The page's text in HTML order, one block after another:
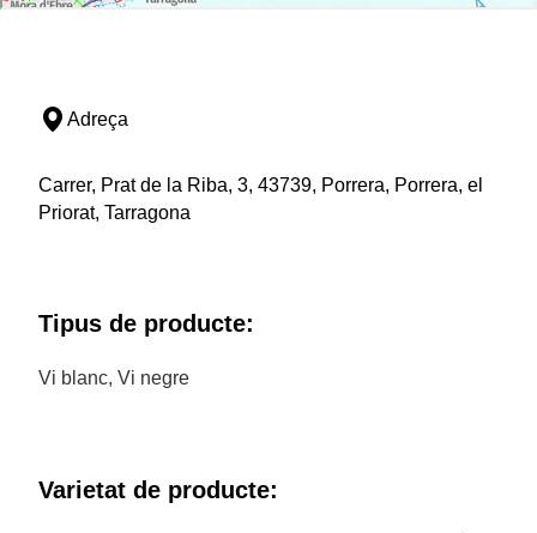
Adreça
Carrer, Prat de la Riba, 3, 43739, Porrera, Porrera, el
Priorat, Tarragona
Tipus de producte:
Vi blanc, Vi negre
Varietat de producte: